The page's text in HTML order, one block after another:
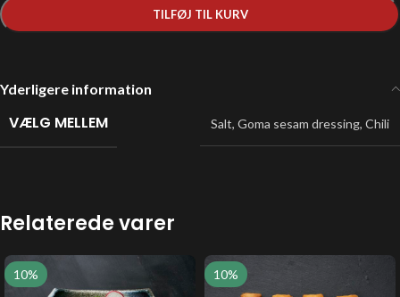
TILFØJ TIL KURV
Yderligere information
VÆLG MELLEM Salt, Goma sesam dressing, Chili
Relaterede varer
10% 10%